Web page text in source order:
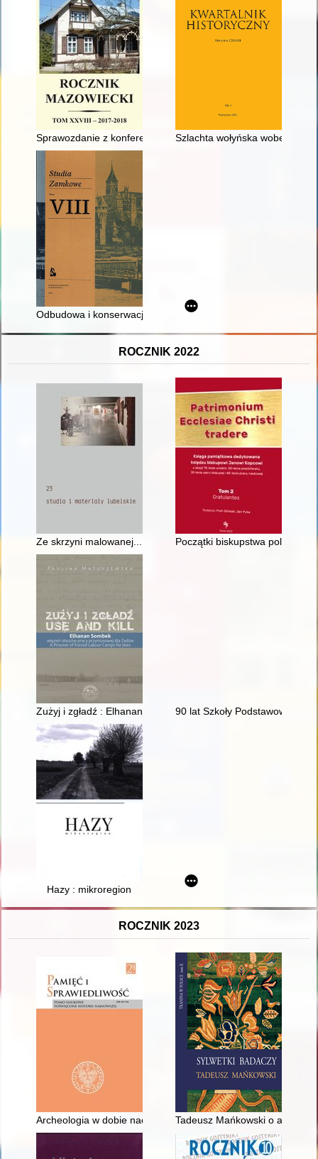
Sprawozdanie z konferencji naukowej "Oświata i szkolnictwo
Szlachta wołyńska wobec
Odbudowa i konserwacja zamku w Malborku w latach 1961-
ROCZNIK 2022
Ze skrzyni malowanej... : o początkach i tworzeniu kolekcji
Początki biskupstwa polowego
Zużyj i zgładź : Elhanan Sombek, więzień obozów pracy
90 lat Szkoły Podstawowej w
Hazy : mikroregion
ROCZNIK 2023
Archeologia w dobie nacjonalizmów i totalitaryzmów
Tadeusz Mańkowski o